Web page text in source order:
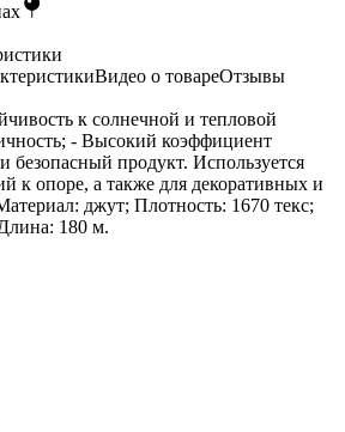
Видео о товареОтзывы
к солнечной и тепловой
- Высокий коэффициент
безопасный продукт. Используется
к опоре, а также для декоративных и
джут; Плотность: 1670 текс;
180 м.